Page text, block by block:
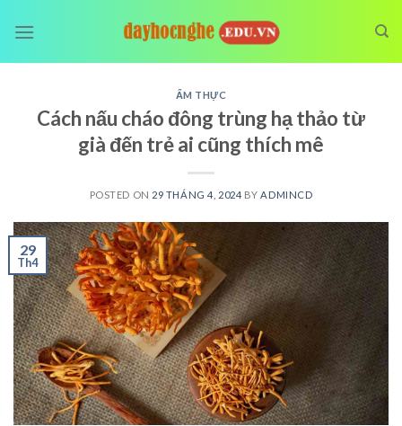
ẨM THỰC
Cách nấu cháo đông trùng hạ thảo từ
già đến trẻ ai cũng thích mê
POSTED ON 29 THÁNG 4, 2024 BY ADMINCD
29
Th4